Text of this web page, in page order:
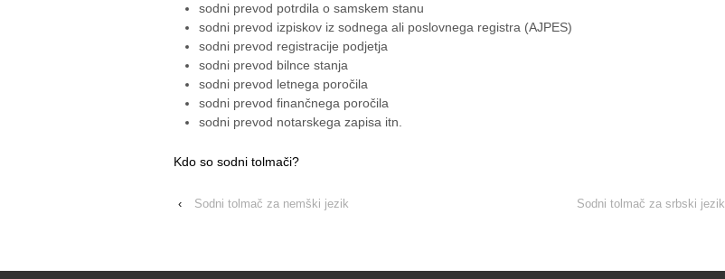
sodni prevod potrdila o samskem stanu
sodni prevod izpiskov iz sodnega ali poslovnega registra (AJPES)
sodni prevod registracije podjetja
sodni prevod bilnce stanja
sodni prevod letnega poročila
sodni prevod finančnega poročila
sodni prevod notarskega zapisa itn.
Kdo so sodni tolmači?
‹ Sodni tolmač za nemški jezik Sodni tolmač za srbski jezik